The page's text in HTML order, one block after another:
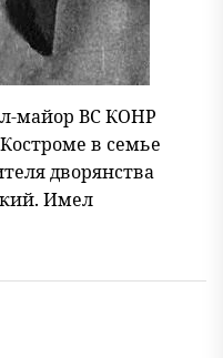
майор ВС КОНР
в семье
дворянства
Имел